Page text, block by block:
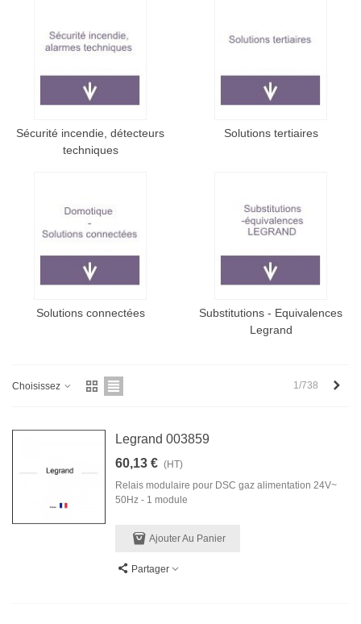
Sécurité incendie, détecteurs
techniques
Solutions tertiaires
Solutions connectées
Substitutions - Equivalences
Legrand
Choisissez 1/738
Legrand 003859
60,13 € (HT)
Relais modulaire pour DSC gaz alimentation 24V~
50Hz - 1 module
Ajouter Au Panier
Partager